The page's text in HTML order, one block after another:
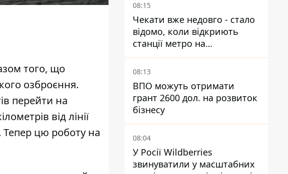
того, що
озброєння.
перейти на
від лінії
Тепер цю роботу на
08:15
Чекати вже недовго - стало
відомо, коли відкриють
станції метро на
Виноградарі
08:13
ВПО можуть отримати
грант 2600 дол. на розвиток
бізнесу
08:04
У Росії Wildberries
звинуватили у масштабних